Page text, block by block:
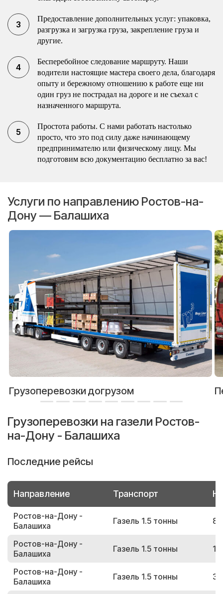
Предоставление дополнительных услуг: упаковка,
разгрузка и загрузка груза, закрепление груза и
другие.
Бесперебойное следование маршруту. Наши
водители настоящие мастера своего дела, благодаря
опыту и бережному отношению к работе еще ни
один груз не пострадал на дороге и не съехал с
назначенного маршрута.
Простота работы. С нами работать настолько
просто, что это под силу даже начинающему
предпринимателю или физическому лицу. Мы
подготовим всю документацию бесплатно за вас!
Услуги по направлению Ростов-на-
Дону — Балашиха
Грузоперевозки догрузом
Грузоперевозки на газели Ростов-
на-Дону - Балашиха
Последние рейсы
Направление Транспорт
Ростов-на-Дону -
Балашиха
Газель 1.5 тонны
Ростов-на-Дону -
Балашиха
Газель 1.5 тонны
Ростов-на-Дону -
Балашиха
Газель 1.5 тонны